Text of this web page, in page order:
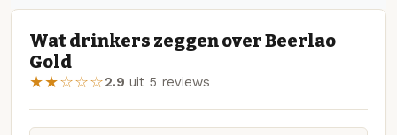
Wat drinkers zeggen over Beerlao
Gold
★★☆☆☆2.9 uit 5 reviews